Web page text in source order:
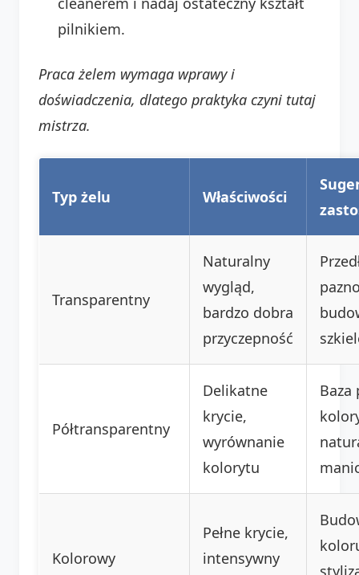
pilnikiem.
Praca żelem wymaga wprawy i
doświadczenia, dlatego praktyka czyni tutaj
mistrza.
Typ żelu Właściwości
Transparentny
Naturalny
wygląd,
bardzo dobra
przyczepność
Półtransparentny
Delikatne
krycie,
wyrównanie
kolorytu
Baza
Kolorowy
Pełne krycie,
intensywny